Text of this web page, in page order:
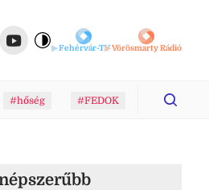
Fehérvár-TVVörösmarty Rádió
#hőség #FEDOK